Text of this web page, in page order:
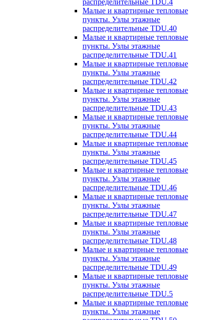
распределительные TDU.4
Малые и квартирные тепловые
пункты. Узлы этажные
распределительные TDU.40
Малые и квартирные тепловые
пункты. Узлы этажные
распределительные TDU.41
Малые и квартирные тепловые
пункты. Узлы этажные
распределительные TDU.42
Малые и квартирные тепловые
пункты. Узлы этажные
распределительные TDU.43
Малые и квартирные тепловые
пункты. Узлы этажные
распределительные TDU.44
Малые и квартирные тепловые
пункты. Узлы этажные
распределительные TDU.45
Малые и квартирные тепловые
пункты. Узлы этажные
распределительные TDU.46
Малые и квартирные тепловые
пункты. Узлы этажные
распределительные TDU.47
Малые и квартирные тепловые
пункты. Узлы этажные
распределительные TDU.48
Малые и квартирные тепловые
пункты. Узлы этажные
распределительные TDU.49
Малые и квартирные тепловые
пункты. Узлы этажные
распределительные TDU.5
Малые и квартирные тепловые
пункты. Узлы этажные